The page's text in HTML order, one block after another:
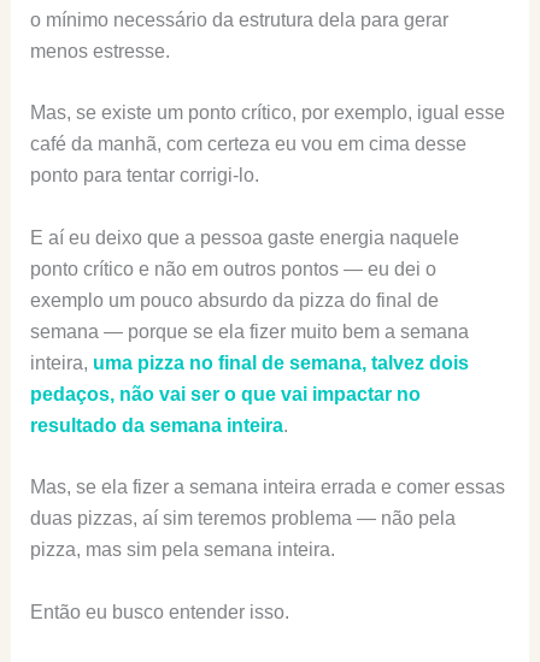
o mínimo necessário da estrutura dela para gerar
menos estresse.
Mas, se existe um ponto crítico, por exemplo, igual esse
café da manhã, com certeza eu vou em cima desse
ponto para tentar corrigi-lo.
E aí eu deixo que a pessoa gaste energia naquele
ponto crítico e não em outros pontos — eu dei o
exemplo um pouco absurdo da pizza do final de
semana — porque se ela fizer muito bem a semana
inteira, uma pizza no final de semana, talvez dois
pedaços, não vai ser o que vai impactar no
resultado da semana inteira.
Mas, se ela fizer a semana inteira errada e comer essas
duas pizzas, aí sim teremos problema — não pela
pizza, mas sim pela semana inteira.
Então eu busco entender isso.